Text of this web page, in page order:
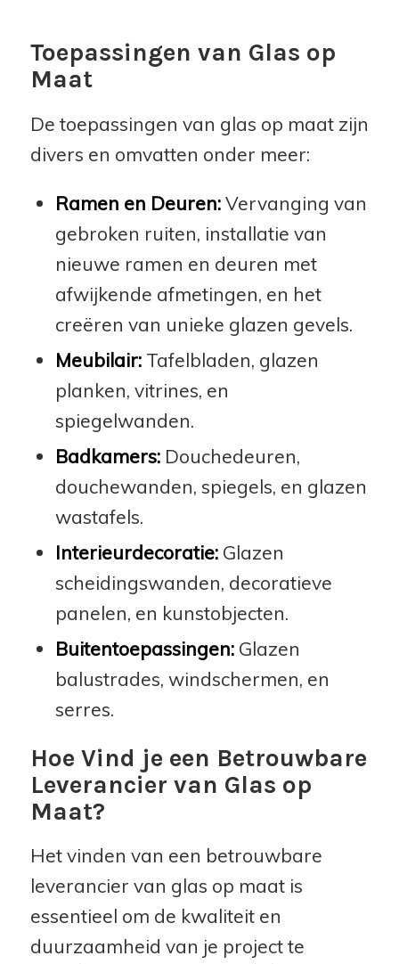
Toepassingen van Glas op
Maat
De toepassingen van glas op maat zijn
divers en omvatten onder meer:
Ramen en Deuren:Vervanging van
gebroken ruiten, installatie van
nieuwe ramen en deuren met
afwijkende afmetingen, en het
creëren van unieke glazen gevels.
Meubilair:Tafelbladen, glazen
planken, vitrines, en
spiegelwanden.
Badkamers:Douchedeuren,
douchewanden, spiegels, en glazen
wastafels.
Interieurdecoratie:Glazen
scheidingswanden, decoratieve
panelen, en kunstobjecten.
Buitentoepassingen:Glazen
balustrades, windschermen, en
serres.
Hoe Vind je een Betrouwbare
Leverancier van Glas op
Maat?
Het vinden van een betrouwbare
leverancier van glas op maat is
essentieel om de kwaliteit en
duurzaamheid van je project te